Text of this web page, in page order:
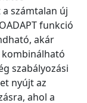
számtalan új
funkció
akár
szabályozási
nyújt az
ahol a